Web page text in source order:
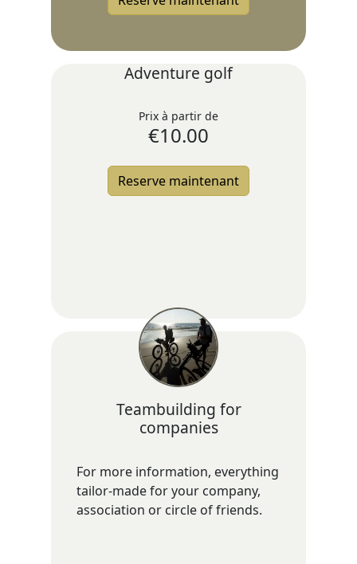
Adventure golf
Prix à partir de
€10.00
Reserve maintenant
Teambuilding for
companies
For more information, everything
tailor-made for your company,
association or circle of friends.